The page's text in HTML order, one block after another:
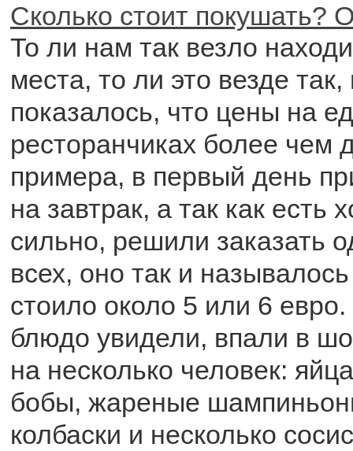
Сколько стоит покушать?
То ли нам так везло
места, то ли это везде
показалось, что цены на
ресторанчиках более чем
примера, в первый день
на завтрак, а так как есть
сильно, решили заказать
всех, оно так и
стоило около 5 или 6
блюдо увидели, впали в
на несколько человек:
бобы, жареные
колбаски и несколько